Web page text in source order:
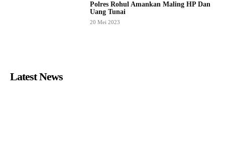
Polres Rohul Amankan Maling HP Dan
Uang Tunai
20 Mei 2023
Latest News